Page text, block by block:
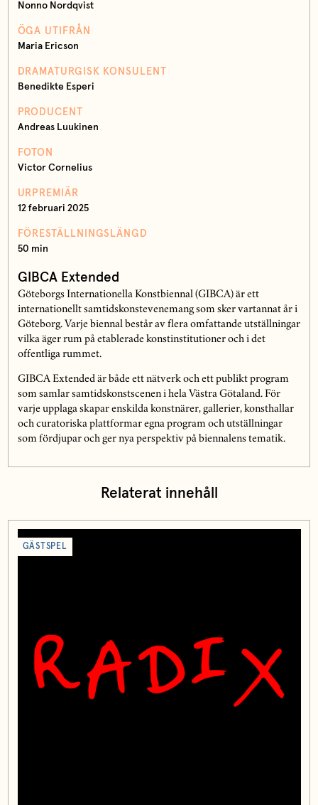
Nonno Nordqvist
ÖGA UTIFRÅN
Maria Ericson
DRAMATURGISK KONSULENT
Benedikte Esperi
PRODUCENT
Andreas Luukinen
FOTON
Victor Cornelius
URPREMIÄR
12 februari 2025
FÖRESTÄLLNINGSLÄNGD
50 min
GIBCA Extended
Göteborgs Internationella Konstbiennal (GIBCA) är ett
internationellt samtidskonstevenemang som sker vartannat år i
Göteborg. Varje biennal består av flera omfattande utställningar
vilka äger rum på etablerade konstinstitutioner och i det
offentliga rummet.
GIBCA Extended är både ett nätverk och ett publikt program
som samlar samtidskonstscenen i hela Västra Götaland. För
varje upplaga skapar enskilda konstnärer, gallerier, konsthallar
och curatoriska plattformar egna program och utställningar
som fördjupar och ger nya perspektiv på biennalens tematik.
Relaterat innehåll
GÄSTSPEL